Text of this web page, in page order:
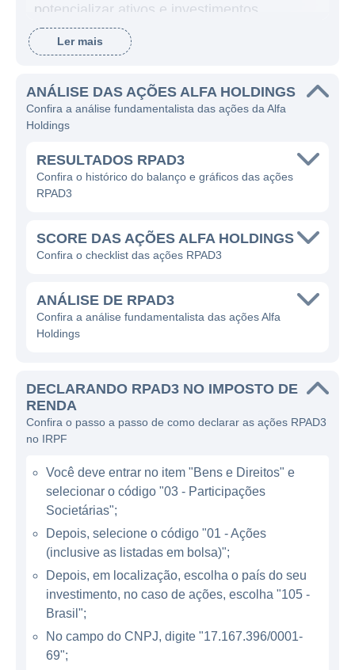
potencializar ativos e investimentos,
oferecendo uma ampla gama de serviços
financeiros. O foco da Alfa Holdings sempre
crescimento sustentável de seus
investimentos, contando com uma equipe
A atuação da Alfa Holdings gira em torno de
diversas áreas de negócios, incluindo gestão
de investimentos em projetos estruturados. A
empresa busca rentabilizar seu portfólio com
conhecimentos para maximizar resultados
em setores como energia, infraestrutura e
desenvolvimento imobiliário. A Alfa Holdings
oportunidades de investimento e pela
atuação em projetos que prometem um alto
potencial de retorno.
ATUAÇÃO DA ALFA HOLDINGS
A Alfa Holdings se posiciona como um player
relevante no mercado de investimentos,
oferecendo soluções que vão ao encontro
das necessidades de empresas que buscam
financiamento e desenvolvimento. Com uma
experiência consolidada, a empresa tem
buscado diversificar suas operações em
diferentes segmentos, assegurando uma
Ler mais
ANÁLISE DAS AÇÕES ALFA HOLDINGS
Confira a análise fundamentalista das ações da Alfa
Holdings
RESULTADOS RPAD3
Confira o histórico do balanço e gráficos das ações
RPAD3
SCORE DAS AÇÕES ALFA HOLDINGS
Confira o checklist das ações RPAD3
ANÁLISE DE RPAD3
Confira a análise fundamentalista das ações Alfa
Holdings
DECLARANDO RPAD3 NO IMPOSTO DE
RENDA
Confira o passo a passo de como declarar as ações RPAD3
no IRPF
Você deve entrar no item "Bens e Direitos" e
selecionar o código "03 - Participações
Societárias";
Depois, selecione o código "01 - Ações
(inclusive as listadas em bolsa)";
Depois, em localização, escolha o país do seu
investimento, no caso de ações, escolha "105 -
Brasil";
No campo do CNPJ, digite "17.167.396/0001-
69";